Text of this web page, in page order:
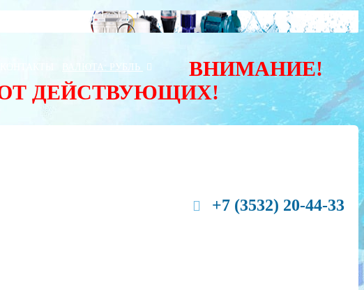
ВАЛЮТА: РУБЛЬ
ВНИМАНИЕ!
ДЕЙСТВУЮЩИХ!
+7 (3532) 20-44-33